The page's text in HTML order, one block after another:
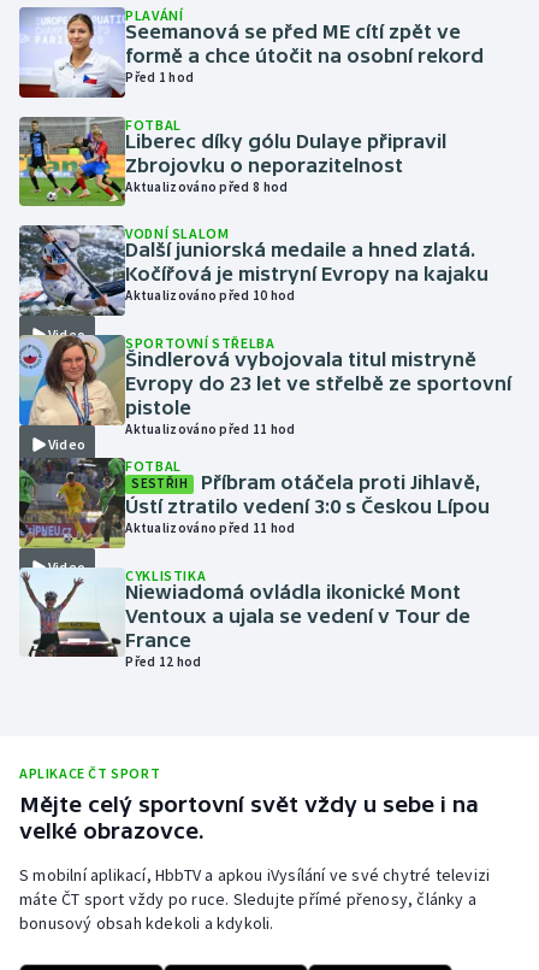
Golf
Gymnastika
Házená
Jezdectví
Judo
Krasobruslení
Lezení
Lyže a snowboard
Moderní pětiboj
Motorsport
Olympijské hry
Parasport
Plážový volejbal
Ragby
Rychlobruslení
Rychlostní kanoistika
PLAVÁNÍ
Seemanová se před ME cítí zpět ve
formě a chce útočit na osobní rekord
Před 1 hod
FOTBAL
Liberec díky gólu Dulaye připravil
Zbrojovku o neporazitelnost
Aktualizováno před 8 hod
Video
VODNÍ SLALOM
Další juniorská medaile a hned zlatá.
Kočířová je mistryní Evropy na kajaku
Aktualizováno před 10 hod
Video
SPORTOVNÍ STŘELBA
Šindlerová vybojovala titul mistryně
Evropy do 23 let ve střelbě ze sportovní
pistole
Aktualizováno před 11 hod
Video
FOTBAL
SESTŘIH
Příbram otáčela proti Jihlavě,
Ústí ztratilo vedení 3:0 s Českou Lípou
Aktualizováno před 11 hod
CYKLISTIKA
Niewiadomá ovládla ikonické Mont
Ventoux a ujala se vedení v Tour de
France
Před 12 hod
APLIKACE ČT SPORT
Mějte celý sportovní svět vždy u sebe i na
velké obrazovce.
S mobilní aplikací, HbbTV a apkou iVysílání ve své chytré televizi
máte ČT sport vždy po ruce. Sledujte přímé přenosy, články a
bonusový obsah kdekoli a kdykoli.